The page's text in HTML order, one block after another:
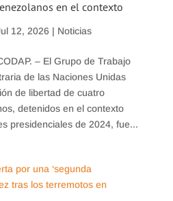
en el contexto
12, 2026 | Noticias
– El Grupo de Trabajo
de las Naciones Unidas
de libertad de cuatro
detenidos en el contexto
presidenciales de 2024, fue...